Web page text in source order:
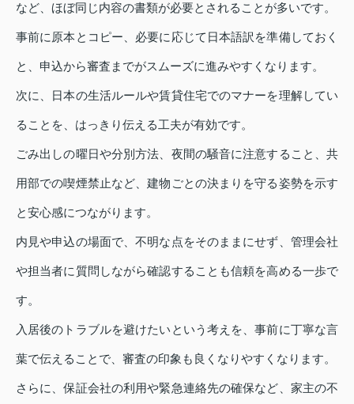
など、ほぼ同じ内容の書類が必要とされることが多いです。
事前に原本とコピー、必要に応じて日本語訳を準備しておく
と、申込から審査までがスムーズに進みやすくなります。
次に、日本の生活ルールや賃貸住宅でのマナーを理解してい
ることを、はっきり伝える工夫が有効です。
ごみ出しの曜日や分別方法、夜間の騒音に注意すること、共
用部での喫煙禁止など、建物ごとの決まりを守る姿勢を示す
と安心感につながります。
内見や申込の場面で、不明な点をそのままにせず、管理会社
や担当者に質問しながら確認することも信頼を高める一歩で
す。
入居後のトラブルを避けたいという考えを、事前に丁寧な言
葉で伝えることで、審査の印象も良くなりやすくなります。
さらに、保証会社の利用や緊急連絡先の確保など、家主の不